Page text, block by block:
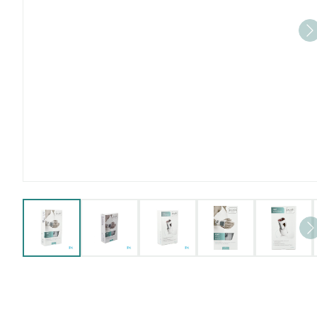
View larger imageView larger imageView larger imageView largerView